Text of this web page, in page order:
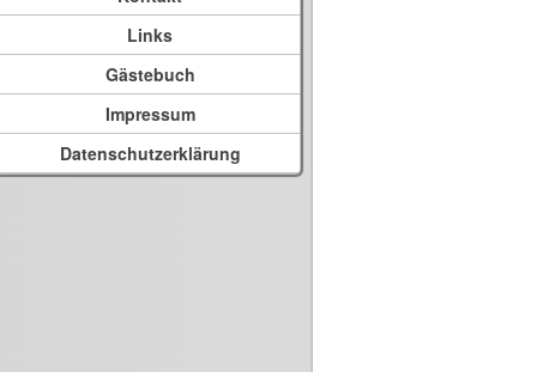
Links
Gästebuch
Impressum
Datenschutzerklärung